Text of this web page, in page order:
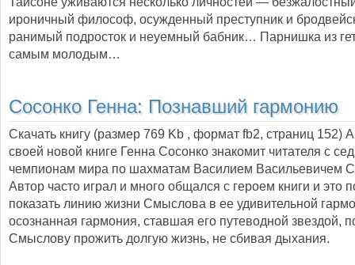
ироничный философ, осужденный преступник и
ранимый подросток и неуемный бабник… Парнишка из
самым молодым…
Сосонко Генна: Познавший гармонию
Скачать книгу (размер 769 Kb , формат fb2, страниц 152)
своей новой книге Генна Сосонко знакомит читателя с
чемпионам мира по шахматам Василием Васильевичем
Автор часто играл и много общался с героем книги и это
показать линию жизни Смыслова в ее удивительной
осознанная гармония, ставшая его путеводной звездой,
Смыслову прожить долгую жизнь, не сбивая дыхания.